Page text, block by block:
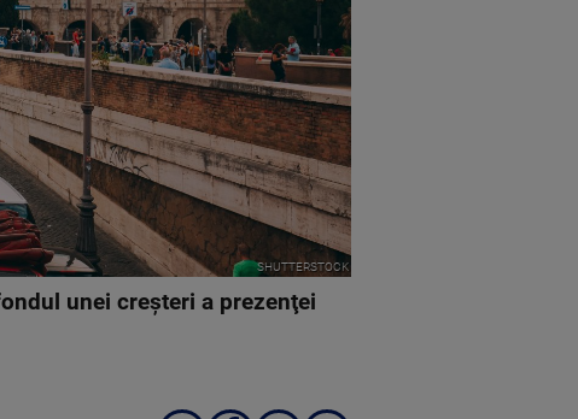
SHUTTERSTOCK
unei creşteri a prezenţei